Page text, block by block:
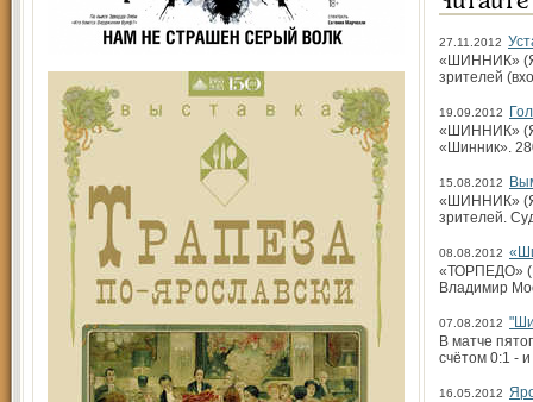
27.11.2012
«ШИННИК»
зрителей
19.09.2012
«ШИННИК»
«Шинник».
15.08.2012
«ШИННИК»
зрителей.
08.08.2012
«ТОРПЕДО»
Владимир
07.08.2012
В матче
счётом 0:1 -
16.05.2012